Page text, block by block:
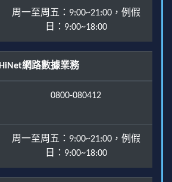
周一至周五：9:00~21:00，例假
日：9:00~18:00
HiNet網路數據業務
0800-080412
周一至周五：9:00~21:00，例假
日：9:00~18:00